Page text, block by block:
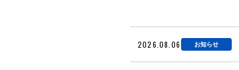
2026.08.06 お知らせ